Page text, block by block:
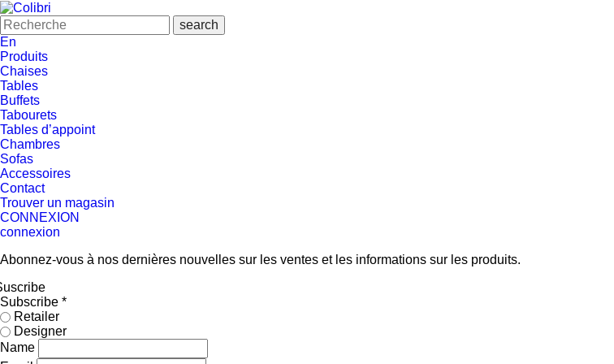
En
Produits
Chaises
Tables
Buffets
Tabourets
Tables d’appoint
Chambres
Sofas
Accessoires
Contact
Trouver un magasin
CONNEXION
connexion
Abonnez-vous à nos dernières nouvelles sur les ventes et les informations sur les produits.
Subscribe *
Retailer
Designer
Name